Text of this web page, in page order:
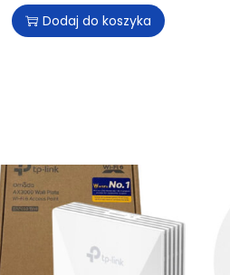
Dodaj do koszyka